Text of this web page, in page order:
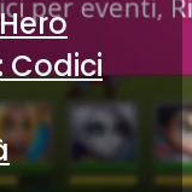
Codici